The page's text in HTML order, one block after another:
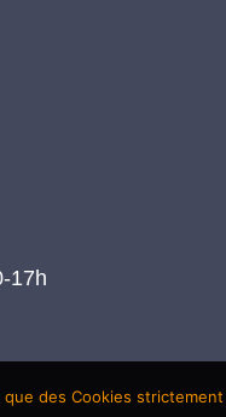
17h
des Cookies